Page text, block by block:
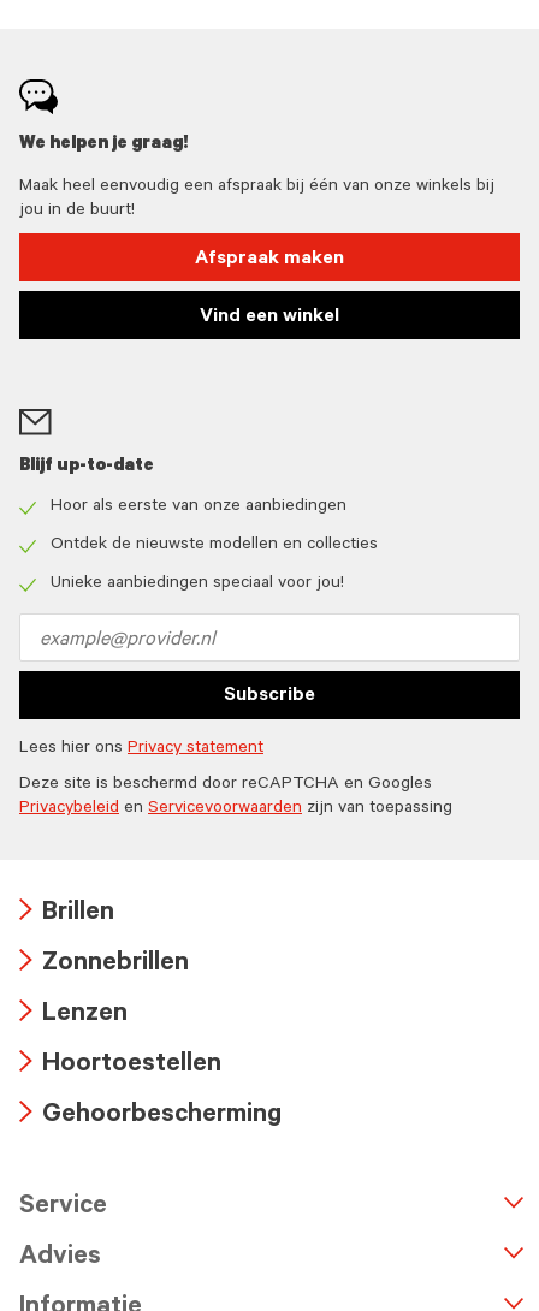
We helpen je graag!
Maak heel eenvoudig een afspraak bij één van onze winkels bij
jou in de buurt!
Afspraak maken
Vind een winkel
Blijf up-to-date
icon
Hoor als eerste van onze aanbiedingen
icon
Ontdek de nieuwste modellen en collecties
Unieke aanbiedingen speciaal voor jou!
address
Subscribe
Lees hier ons Privacy statement
Deze site is beschermd door reCAPTCHA en Googles
Privacybeleid en Servicevoorwaarden zijn van toepassing
icon
Brillen
icon
Zonnebrillen
icon
Lenzen
icon
Hoortoestellen
Gehoorbescherming
Service
Advies